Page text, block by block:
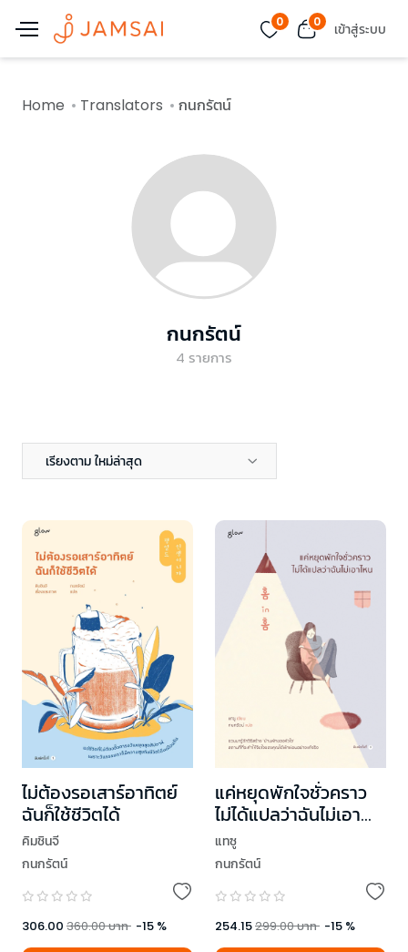
0 0 เข้าสู่ระบบ
Home Translators กนกรัตน์
กนกรัตน์
4 รายการ
เรียงตาม ใหม่ล่าสุด
ไม่ต้องรอเสาร์อาทิตย์
ฉันก็ใช้ชีวิตได้
คิมชินจี
กนกรัตน์
306.00 360.00บาท -15 %
แค่หยุดพักใจชั่วคราว
ไม่ได้แปลว่าฉันไม่เอา
ไหน
แทซู
กนกรัตน์
254.15299.00บาท -15 %